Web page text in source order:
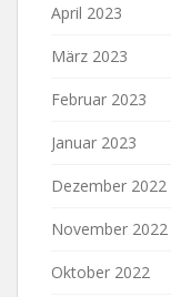
April 2023
März 2023
Februar 2023
Januar 2023
Dezember 2022
November 2022
Oktober 2022